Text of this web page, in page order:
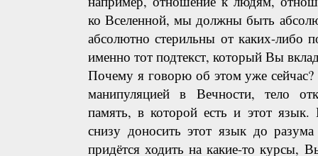
ко Вселенной, мы должны быть
абсолютно стерильны от каких-либо
именно тот подтекст, который Вы
Почему я говорю об этом уже
манипуляцией в Вечности, тело
память, в которой есть и этот язык.
снизу доносить этот язык до
придётся ходить на какие-то курсы,